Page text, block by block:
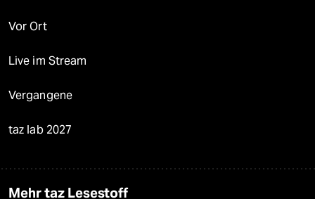
Vor Ort
Live im Stream
Vergangene
taz lab 2027
Mehr taz Lesestoff